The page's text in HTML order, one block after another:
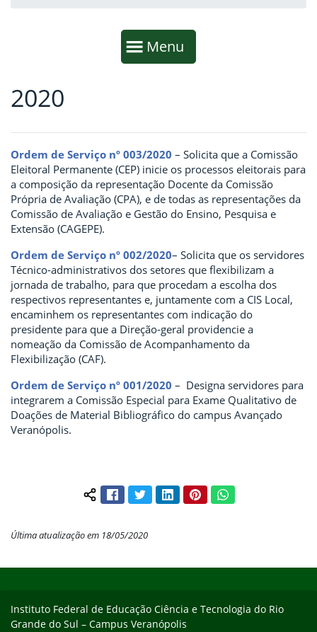
Mostrar
Menu
Fim da navegação
Início do conteúdo
2020
Ordem de Serviço nº 003/2020 – Solicita que a Comissão
Eleitoral Permanente (CEP) inicie os processos eleitorais para
a composição da representação Docente da Comissão
Própria de Avaliação (CPA), e de todas as representações da
Comissão de Avaliação e Gestão do Ensino, Pesquisa e
Extensão (CAGEPE).
Ordem de Serviço nº 002/2020– Solicita que os servidores
Técnico-administrativos dos setores que flexibilizam a
jornada de trabalho, para que procedam a escolha dos
respectivos representantes e, juntamente com a CIS Local,
encaminhem os representantes com indicação do
presidente para que a Direção-geral providencie a
nomeação da Comissão de Acompanhamento da
Flexibilização (CAF).
Ordem de Serviço nº 001/2020 – Designa servidores para
integrarem a Comissão Especial para Exame Qualitativo de
Doações de Material Bibliográfico do campus Avançado
Veranópolis.
Compartilhar conteúdo:
FacebookTwitterLinkedInPinterestWhatsApp
Última atualização em 18/05/2020
Instituto Federal de Educação Ciência e Tecnologia do Rio
Grande do Sul – Campus Veranópolis